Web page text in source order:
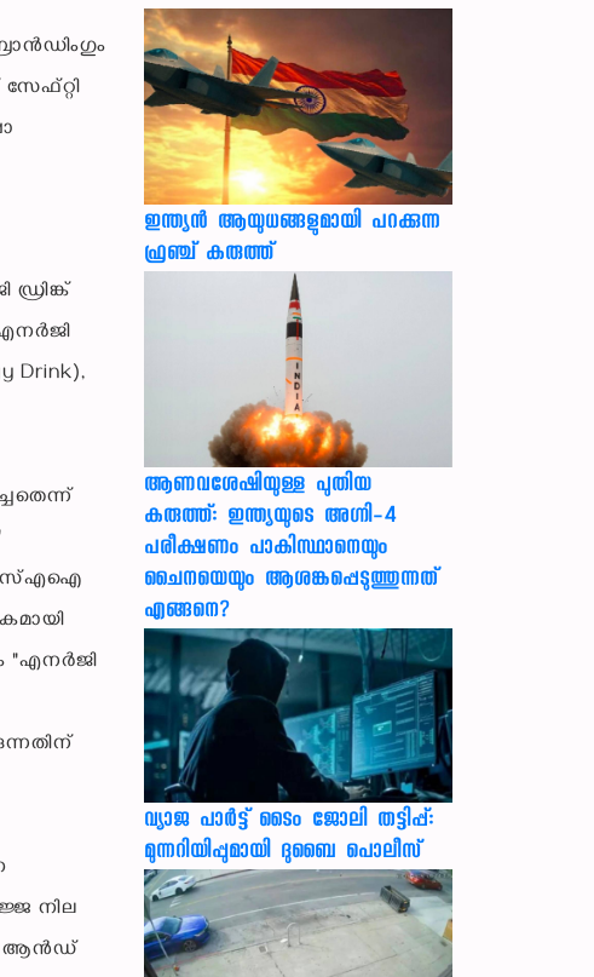
Drink),
"എനർജി
നില
ആൻഡ്
ഇന്ത്യൻ ആയുധങ്ങളുമായി പറക്കുന്ന
ഫ്രഞ്ച് കരുത്ത്
ആണവശേഷിയുള്ള പുതിയ
കരുത്ത്: ഇന്ത്യയുടെ അഗ്നി-4
പരീക്ഷണം പാകിസ്ഥാനെയും
ചൈനയെയും ആശങ്കപ്പെടുത്തുന്നത്
എങ്ങനെ?
വ്യാജ പാർട്ട് ടൈം ജോലി തട്ടിപ്പ്:
മുന്നറിയിപ്പുമായി ദുബൈ പൊലീസ്